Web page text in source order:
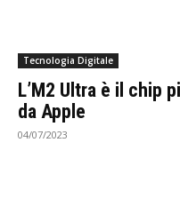
Tecnologia Digitale
L’M2 Ultra è il chip
da Apple
04/07/2023